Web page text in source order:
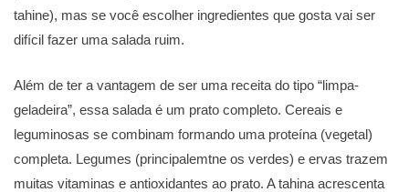
tahine), mas se você escolher ingredientes que gosta vai ser
difícil fazer uma salada ruim.
Além de ter a vantagem de ser uma receita do tipo “limpa-
geladeira”, essa salada é um prato completo. Cereais e
leguminosas se combinam formando uma proteína (vegetal)
completa. Legumes (principalemtne os verdes) e ervas trazem
muitas vitaminas e antioxidantes ao prato. A tahina acrescenta